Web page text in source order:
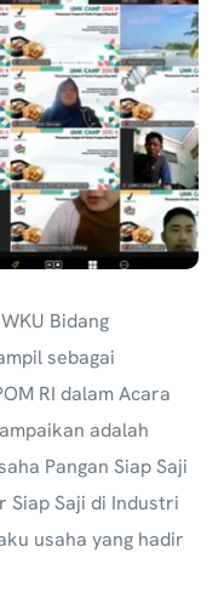
Bidang
sebagai
RI dalam Acara
adalah
Pangan Siap Saji
Siap Saji di Industri
usaha yang hadir